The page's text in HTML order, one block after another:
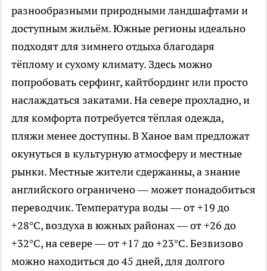
разнообразными природными ландшафтами и
доступным жильём. Южные регионы идеально
подходят для зимнего отдыха благодаря
тёплому и сухому климату. Здесь можно
попробовать серфинг, кайтбординг или просто
наслаждаться закатами. На севере прохладно, и
для комфорта потребуется тёплая одежда,
пляжи менее доступны. В Ханое вам предложат
окунуться в культурную атмосферу и местные
рынки. Местные жители сдержанны, а знание
английского ограничено — может понадобиться
переводчик. Температура воды — от +19 до
+28°C, воздуха в южных районах — от +26 до
+32°C, на севере — от +17 до +23°C. Безвизово
можно находиться до 45 дней, для долгого